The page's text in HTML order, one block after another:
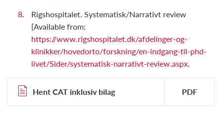
Rigshospitalet. Systematisk/Narrativt review
[Available from:
https://www.rigshospitalet.dk/afdelinger-og-
klinikker/hovedorto/forskning/en-indgang-til-phd-
livet/Sider/systematisk-narrativt-review.aspx.
Hent CAT inklusiv bilag